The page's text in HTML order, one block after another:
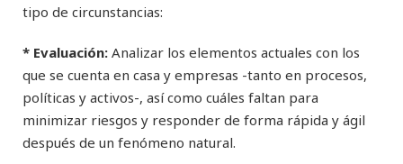
tipo de circunstancias:
* Evaluación: Analizar los elementos actuales con los
que se cuenta en casa y empresas -tanto en procesos,
políticas y activos-, así como cuáles faltan para
minimizar riesgos y responder de forma rápida y ágil
después de un fenómeno natural.